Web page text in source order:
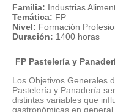
Familia: Industrias
Temática: FP
Nivel: Formación
Duración: 1400 horas
FP Pastelería y
Los Objetivos Generales
Pastelería y Panadería
distintas variables que
gastronómicas en